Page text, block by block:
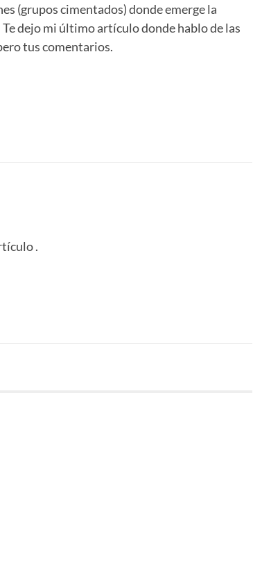
(grupos cimentados) donde emerge la
dejo mi último artículo donde hablo de las
tus comentarios.
.